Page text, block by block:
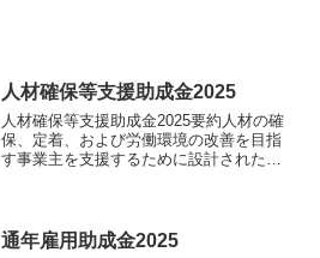
人材確保等支援助成金2025
人材確保等支援助成金2025要約人材の確
保、定着、および労働環境の改善を目指
す事業主を支援するために設計された
ています。主要なコース...
通年雇用助成金2025